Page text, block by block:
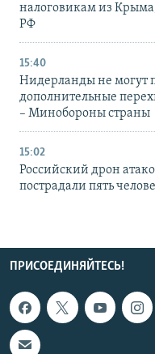
налоговикам из
РФ
15:40
Нидерланды не могут
дополнительные
– Минобороны страны
15:02
Российский дрон
пострадали пять
ПРИСОЕДИНЯЙТЕСЬ!